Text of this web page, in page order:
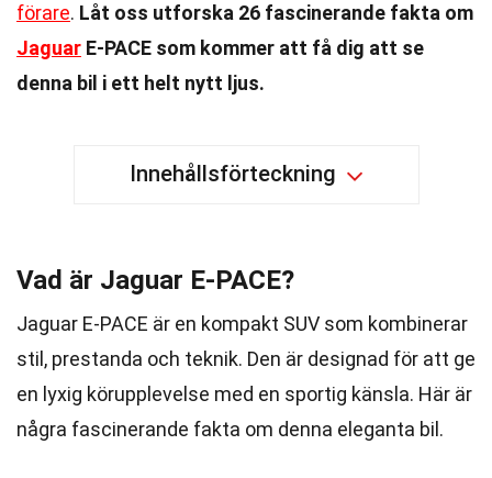
förare. Låt oss utforska 26 fascinerande fakta om
Jaguar E-PACE som kommer att få dig att se
denna bil i ett helt nytt ljus.
Innehållsförteckning
Vad är Jaguar E-PACE?
Jaguar E-PACE är en kompakt SUV som kombinerar
stil, prestanda och teknik. Den är designad för att ge
en lyxig körupplevelse med en sportig känsla. Här är
några fascinerande fakta om denna eleganta bil.